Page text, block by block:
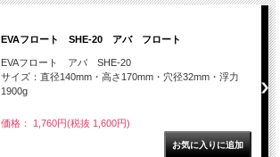
EVAフロート SHE-20 アバ フロート
EVAフロート アバ SHE-20
サイズ：直径140mm・高さ170mm・穴径32mm・浮力
1900g
価格： 1,760円(税抜 1,600円)